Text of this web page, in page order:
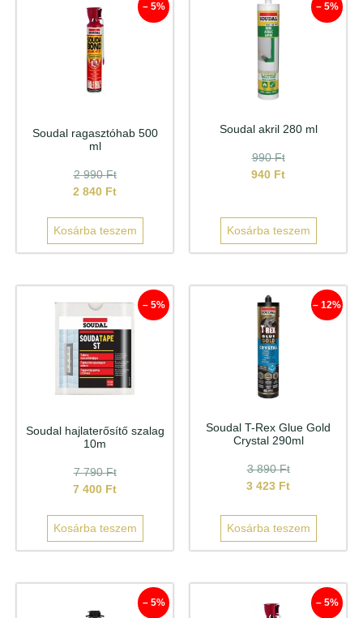
– 5%
Soudal ragasztóhab 500
ml
2 990Ft
2 840 Ft
Kosárba teszem
– 5%
Soudal akril 280 ml
990Ft
940 Ft
Kosárba teszem
– 5%
Soudal hajlaterősítő szalag
10m
7 790Ft
7 400 Ft
Kosárba teszem
– 12%
Soudal T-Rex Glue Gold
Crystal 290ml
3 890Ft
3 423 Ft
Kosárba teszem
– 5% – 5%